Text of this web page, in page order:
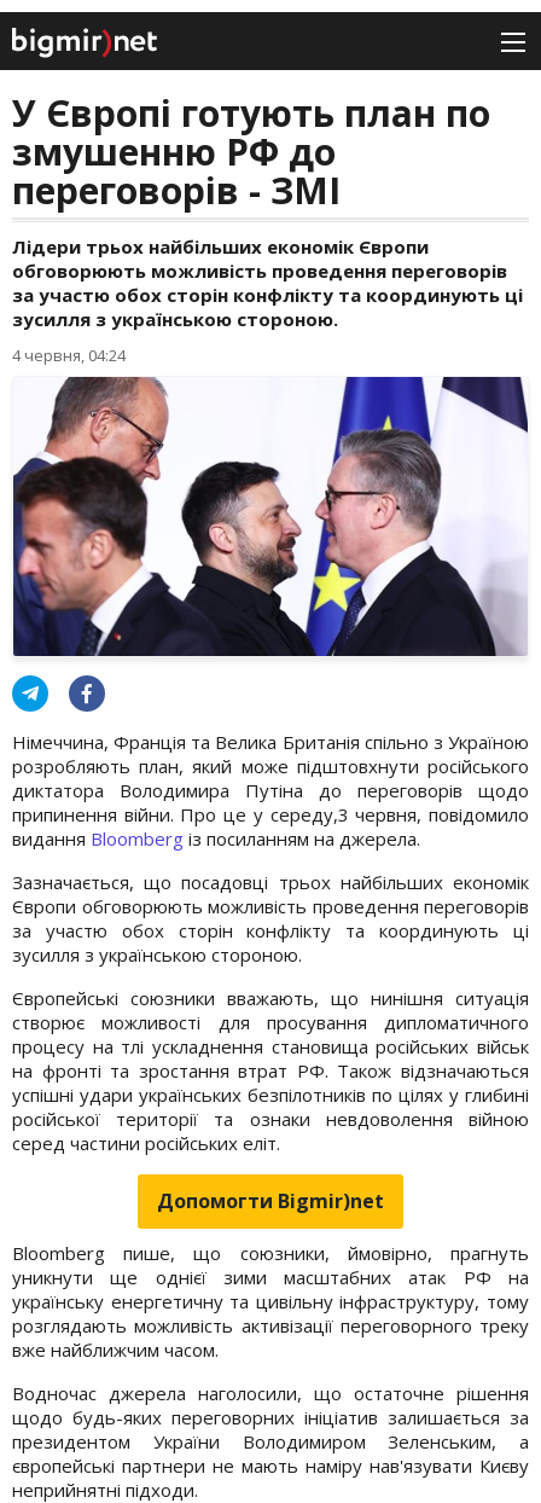
У Європі готують план по
змушенню РФ до
переговорів - ЗМІ
Лідери трьох найбільших економік Європи
обговорюють можливість проведення переговорів
за участю обох сторін конфлікту та координують ці
зусилля з українською стороною.
4 червня, 04:24
Німеччина, Франція та Велика Британія спільно з Україною
розробляють план, який може підштовхнути російського
диктатора Володимира Путіна до переговорів щодо
припинення війни. Про це у середу,3 червня, повідомило
видання Bloomberg із посиланням на джерела.
Зазначається, що посадовці трьох найбільших економік
Європи обговорюють можливість проведення переговорів
за участю обох сторін конфлікту та координують ці
зусилля з українською стороною.
Європейські союзники вважають, що нинішня ситуація
створює можливості для просування дипломатичного
процесу на тлі ускладнення становища російських військ
на фронті та зростання втрат РФ. Також відзначаються
успішні удари українських безпілотників по цілях у глибині
російської території та ознаки невдоволення війною
серед частини російських еліт.
Допомогти Bigmir)net
Bloomberg пише, що союзники, ймовірно, прагнуть
уникнути ще однієї зими масштабних атак РФ на
українську енергетичну та цивільну інфраструктуру, тому
розглядають можливість активізації переговорного треку
вже найближчим часом.
Водночас джерела наголосили, що остаточне рішення
щодо будь-яких переговорних ініціатив залишається за
президентом України Володимиром Зеленським, а
європейські партнери не мають наміру нав'язувати Києву
неприйнятні підходи.